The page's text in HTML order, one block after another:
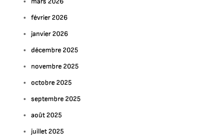
février 2026
janvier 2026
décembre 2025
novembre 2025
octobre 2025
septembre 2025
août 2025
juillet 2025